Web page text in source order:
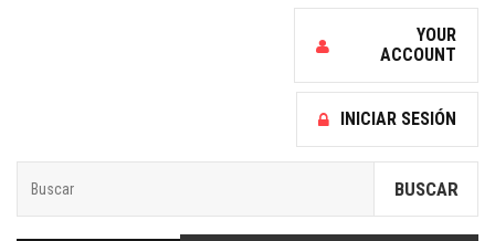
YOUR
ACCOUNT
INICIAR SESIÓN
BUSCAR